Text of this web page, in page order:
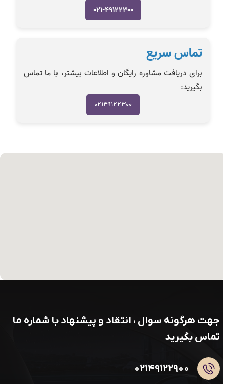
۰۲۱-۴۹۱۲۲۳۰۰
تماس سریع
برای دریافت مشاوره رایگان و اطلاعات بیشتر، با ما تماس
بگیرید:
۰۲۱۴۹۱۲۲۳۰۰
جهت هرگونه سوال ، انتقاد و پیشنهاد با شماره ما
تماس بگیرید
۰۲۱۴۹۱۲۲۹۰۰